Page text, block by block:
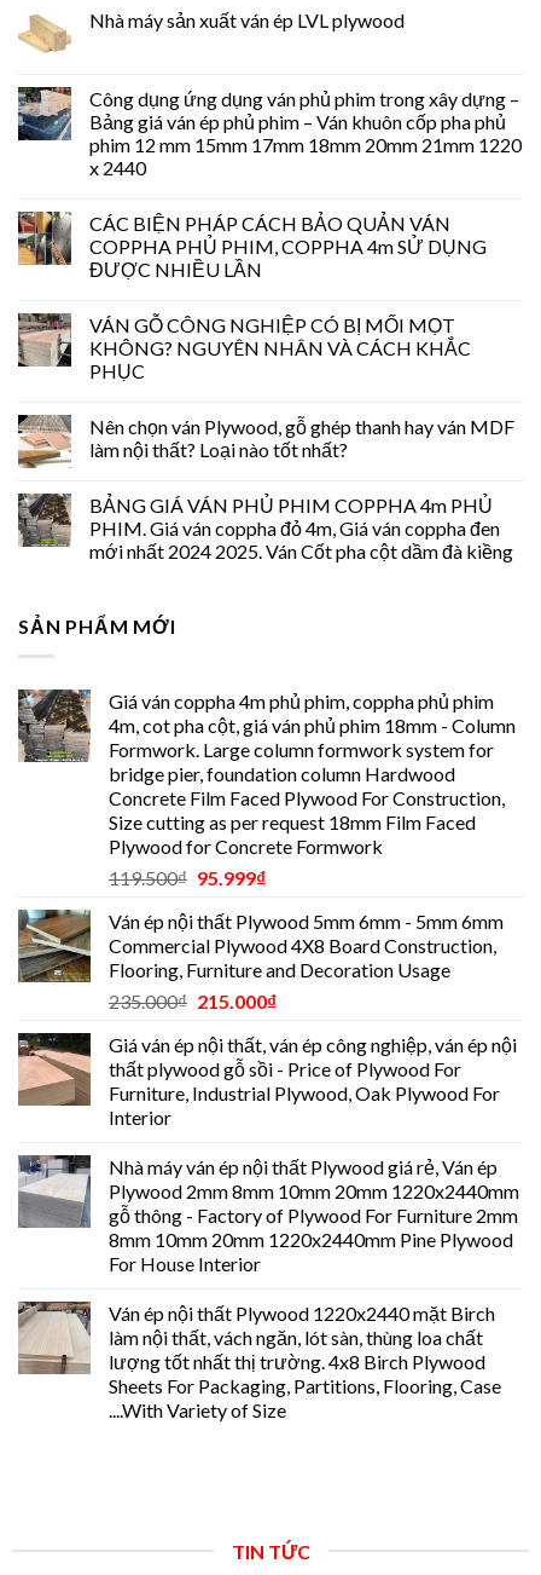
Nhà máy sản xuất ván ép LVL plywood
Công dụng ứng dụng ván phủ phim trong xây dựng –
Bảng giá ván ép phủ phim – Ván khuôn cốp pha phủ
phim 12 mm 15mm 17mm 18mm 20mm 21mm 1220
x 2440
CÁC BIỆN PHÁP CÁCH BẢO QUẢN VÁN
COPPHA PHỦ PHIM, COPPHA 4m SỬ DỤNG
ĐƯỢC NHIỀU LẦN
VÁN GỖ CÔNG NGHIỆP CÓ BỊ MỐI MỌT
KHÔNG? NGUYÊN NHÂN VÀ CÁCH KHẮC
PHỤC
Nên chọn ván Plywood, gỗ ghép thanh hay ván MDF
làm nội thất? Loại nào tốt nhất?
BẢNG GIÁ VÁN PHỦ PHIM COPPHA 4m PHỦ
PHIM. Giá ván coppha đỏ 4m, Giá ván coppha đen
mới nhất 2024 2025. Ván Cốt pha cột dầm đà kiềng
SẢN PHẨM MỚI
Giá ván coppha 4m phủ phim, coppha phủ phim
4m, cot pha cột, giá ván phủ phim 18mm - Column
Formwork. Large column formwork system for
bridge pier, foundation column Hardwood
Concrete Film Faced Plywood For Construction,
Size cutting as per request 18mm Film Faced
Plywood for Concrete Formwork
119.500₫ 95.999₫
Ván ép nội thất Plywood 5mm 6mm - 5mm 6mm
Commercial Plywood 4X8 Board Construction,
Flooring, Furniture and Decoration Usage
235.000₫ 215.000₫
Giá ván ép nội thất, ván ép công nghiệp, ván ép nội
thất plywood gỗ sồi - Price of Plywood For
Furniture, Industrial Plywood, Oak Plywood For
Interior
Nhà máy ván ép nội thất Plywood giá rẻ, Ván ép
Plywood 2mm 8mm 10mm 20mm 1220x2440mm
gỗ thông - Factory of Plywood For Furniture 2mm
8mm 10mm 20mm 1220x2440mm Pine Plywood
For House Interior
Ván ép nội thất Plywood 1220x2440 mặt Birch
làm nội thất, vách ngăn, lót sàn, thùng loa chất
lượng tốt nhất thị trường. 4x8 Birch Plywood
Sheets For Packaging, Partitions, Flooring, Case
....With Variety of Size
TIN TỨC